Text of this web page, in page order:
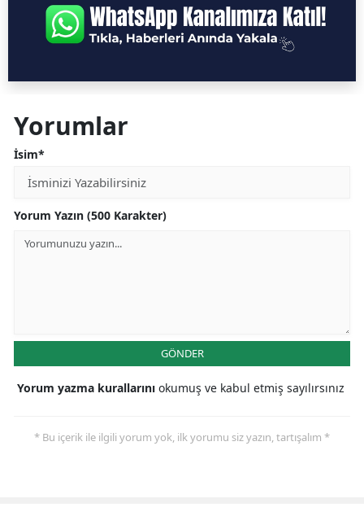
Yorumlar
İsim*
Yorum Yazın (500 Karakter)
GÖNDER
Yorum yazma kurallarını okumuş ve kabul etmiş sayılırsınız
* Bu içerik ile ilgili yorum yok, ilk yorumu siz yazın, tartışalım *